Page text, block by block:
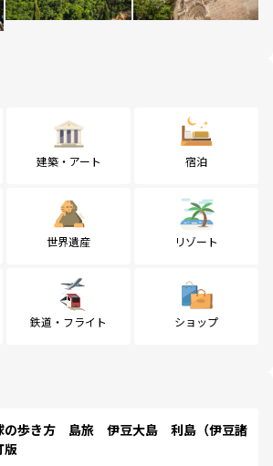
建築・アート 宿泊
世界遺産 リゾート
鉄道・フライト ショップ
の歩き方 島旅 伊豆大島 利島（伊豆諸